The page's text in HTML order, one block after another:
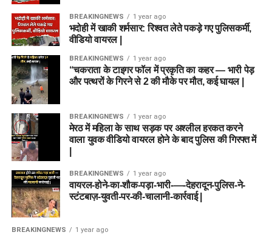
BREAKINGNEWS 1 year ago
भदोही में खाकी शर्मसार: रिश्वत लेते पकड़े गए पुलिसकर्मी,
वीडियो वायरल |
BREAKINGNEWS 1 year ago
“चकराता के टाइगर फॉल में प्रकृति का कहर — भारी पेड़
और पत्थरों के गिरने से 2 की मौके पर मौत, कई घायल |
BREAKINGNEWS 1 year ago
मेरठ में महिला के साथ सड़क पर अश्लील हरकत करने
वाला युवक वीडियो वायरल होने के बाद पुलिस की गिरफ्त में
BREAKINGNEWS 1 year ago
वायरल-होने-का-शौक-पड़ा-भारी-—-देहरादून-पुलिस-ने-
स्टंटबाज़-युवती-पर-की-चालानी-कार्रवाई |
BREAKINGNEWS 1 year ago